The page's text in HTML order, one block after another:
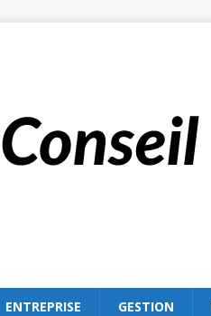
ENTREPRISE GESTION